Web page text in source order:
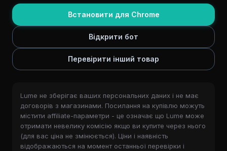
Встановити для Chrome
Відкрити бот
Перевірити інший товар
Lume не зберігає ваших персональних даних і не має
договорів з магазинами. Посилання на купівлю можуть
містити affiliate-параметри - це означає що Lume може
отримати невелику комісію якщо ви купите через нього
(для вас ціна не змінюється). Ціни і наявність
відображаються на момент останньої перевірки і